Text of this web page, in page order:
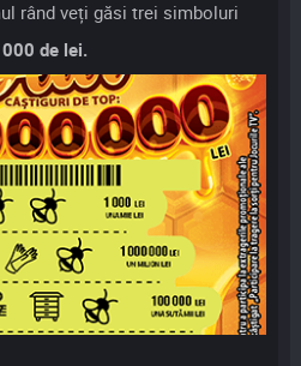
rând veți găsi trei simboluri
de lei.